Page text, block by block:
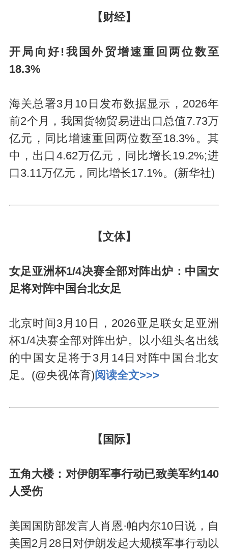
【财经】
开局向好!我国外贸增速重回两位数至
18.3%
海关总署3月10日发布数据显示，2026年
前2个月，我国货物贸易进出口总值7.73万
亿元，同比增速重回两位数至18.3%。其
中，出口4.62万亿元，同比增长19.2%;进
口3.11万亿元，同比增长17.1%。(新华社)
【文体】
女足亚洲杯1/4决赛全部对阵出炉：中国女
足将对阵中国台北女足
北京时间3月10日，2026亚足联女足亚洲
杯1/4决赛全部对阵出炉。以小组头名出线
的中国女足将于3月14日对阵中国台北女
足。(@央视体育)阅读全文>>>
【国际】
五角大楼：对伊朗军事行动已致美军约140
人受伤
美国国防部发言人肖恩·帕内尔10日说，自
美国2月28日对伊朗发起大规模军事行动以